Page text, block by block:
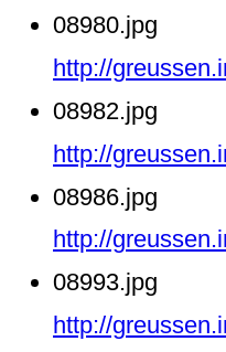
08980.jpg
http://
08982.jpg
http://
08986.jpg
http://
08993.jpg
http://